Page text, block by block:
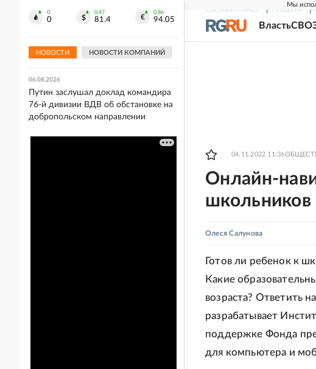
Мы
СВЕЖИЙ НОМЕР РГ-НЕДЕЛЯ
ВластьСВО
04.11.2022 11:36
Онлайн-
школьников
Олеся Салунова
Готов ли ребенок к
Какие
возраста? Ответить
разрабатывает
поддержке Фонда
для компьютера и
0
0
0.47
81.4
0.86
94.05
НОВОСТИ НОВОСТИ КОМПАНИЙ
Владивостока
06.08.2026
Путин заслушал доклад командира
76-й дивизии ВДВ об обстановке на
добропольском направлении